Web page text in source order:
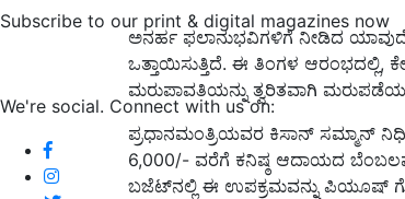
Subscribe to our print & digital magazines now
We're social. Connect with us on:
ಅನರ್ಹ ಫಲಾನುಭವಿಗಳಿಗೆ ನೀಡಿದ
ಒತ್ತಾಯಿಸುತ್ತಿದೆ. ಈ ತಿಂಗಳ ಆರಂಭದಲ್ಲಿ,
ಮರುಪಾವತಿಯನ್ನು ತ್ವರಿತವಾಗಿ
ಪ್ರಧಾನಮಂತ್ರಿಯವರ ಕಿಸಾನ್ ಸಮ್ಮಾನ್
6,000/- ವರೆಗೆ ಕನಿಷ್ಠ ಆದಾಯದ
ಬಜೆಟ್‌ನಲ್ಲಿ ಈ ಉಪಕ್ರಮವನ್ನು